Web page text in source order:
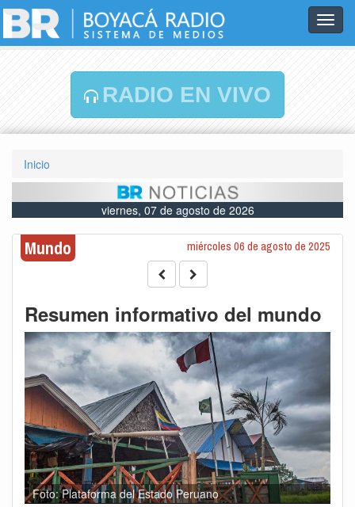
RADIO EN VIVO
Inicio
viernes, 07 de agosto de 2026
Mundo miércoles 06 de agosto de 2025
Resumen informativo del mundo
Foto: Plataforma del Estado Peruano